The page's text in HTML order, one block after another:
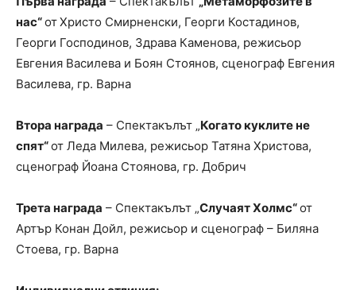
нас“отХристо Смирненски, Георги Костадинов,
Георги Господинов, Здрава Каменова, режисьор
Евгения Василева и Боян Стоянов, сценограф Евгения
Василева, гр. Варна
Втора награда – Спектакълът „Когато куклите не
спят“от Леда Милева, режисьор Татяна Христова,
сценограф Йоана Стоянова, гр. Добрич
Трета награда – Спектакълът „Случаят Холмс“от
Артър Конан Дойл, режисьор и сценограф – Биляна
Стоева, гр. Варна